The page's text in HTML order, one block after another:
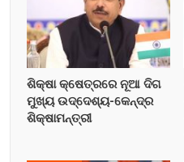
ଶିକ୍ଷା କ୍ଷେତ୍ରରେ ନୂଆ ଦିଗ
ମୁଖ୍ୟ ଉଦ୍ଦେଶ୍ୟ-କେନ୍ଦ୍ର
ଶିକ୍ଷାମନ୍ତ୍ରୀ